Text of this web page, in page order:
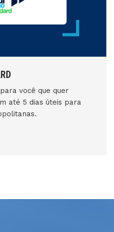
você que quer
até 5 dias úteis para